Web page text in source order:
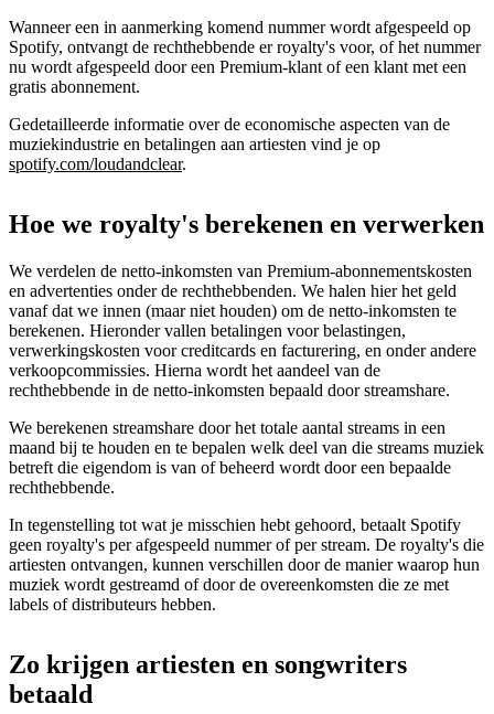
Wanneer een in aanmerking komend nummer wordt afgespeeld op
Spotify, ontvangt de rechthebbende er royalty's voor, of het nummer
nu wordt afgespeeld door een Premium-klant of een klant met een
gratis abonnement.
Gedetailleerde informatie over de economische aspecten van de
muziekindustrie en betalingen aan artiesten vind je op
spotify.com/loudandclear.
Hoe we royalty's berekenen en verwerken
We verdelen de netto-inkomsten van Premium-abonnementskosten
en advertenties onder de rechthebbenden. We halen hier het geld
vanaf dat we innen (maar niet houden) om de netto-inkomsten te
berekenen. Hieronder vallen betalingen voor belastingen,
verwerkingskosten voor creditcards en facturering, en onder andere
verkoopcommissies. Hierna wordt het aandeel van de
rechthebbende in de netto-inkomsten bepaald door streamshare.
We berekenen streamshare door het totale aantal streams in een
maand bij te houden en te bepalen welk deel van die streams muziek
betreft die eigendom is van of beheerd wordt door een bepaalde
rechthebbende.
In tegenstelling tot wat je misschien hebt gehoord, betaalt Spotify
geen royalty's per afgespeeld nummer of per stream. De royalty's die
artiesten ontvangen, kunnen verschillen door de manier waarop hun
muziek wordt gestreamd of door de overeenkomsten die ze met
labels of distributeurs hebben.
Zo krijgen artiesten en songwriters
betaald